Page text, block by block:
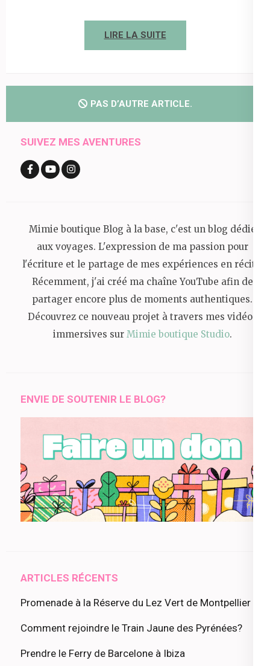
LIRE LA SUITE
PAS D’AUTRE ARTICLE.
SUIVEZ MES AVENTURES
Mimie boutique Blog à la base, c'est un blog dédié
aux voyages. L'expression de ma passion pour
l'écriture et le partage de mes expériences en récits.
Récemment, j'ai créé ma chaîne YouTube afin de
partager encore plus de moments authentiques.
Découvrez ce nouveau projet à travers mes vidéos
immersives sur Mimie boutique Studio.
ENVIE DE SOUTENIR LE BLOG?
ARTICLES RÉCENTS
Promenade à la Réserve du Lez Vert de Montpellier
Comment rejoindre le Train Jaune des Pyrénées?
Prendre le Ferry de Barcelone à Ibiza